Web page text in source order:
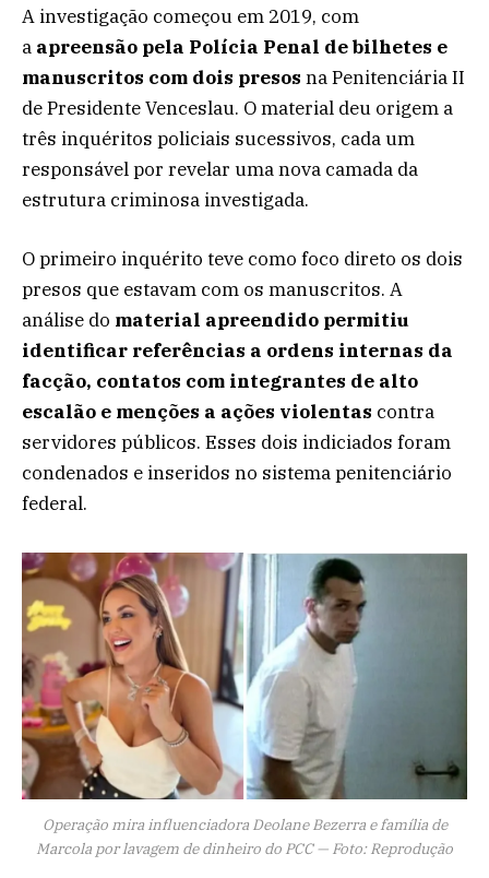
A investigação começou em 2019, com
a apreensão pela Polícia Penal de bilhetes e
manuscritos com dois presos na Penitenciária II
de Presidente Venceslau. O material deu origem a
três inquéritos policiais sucessivos, cada um
responsável por revelar uma nova camada da
estrutura criminosa investigada.
O primeiro inquérito teve como foco direto os dois
presos que estavam com os manuscritos. A
análise do material apreendido permitiu
identificar referências a ordens internas da
facção, contatos com integrantes de alto
escalão e menções a ações violentas contra
servidores públicos. Esses dois indiciados foram
condenados e inseridos no sistema penitenciário
federal.
Operação mira influenciadora Deolane Bezerra e família de
Marcola por lavagem de dinheiro do PCC — Foto: Reprodução